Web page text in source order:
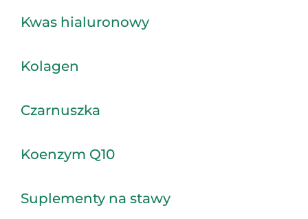
Kwas hialuronowy
Kolagen
Czarnuszka
Koenzym Q10
Suplementy na stawy